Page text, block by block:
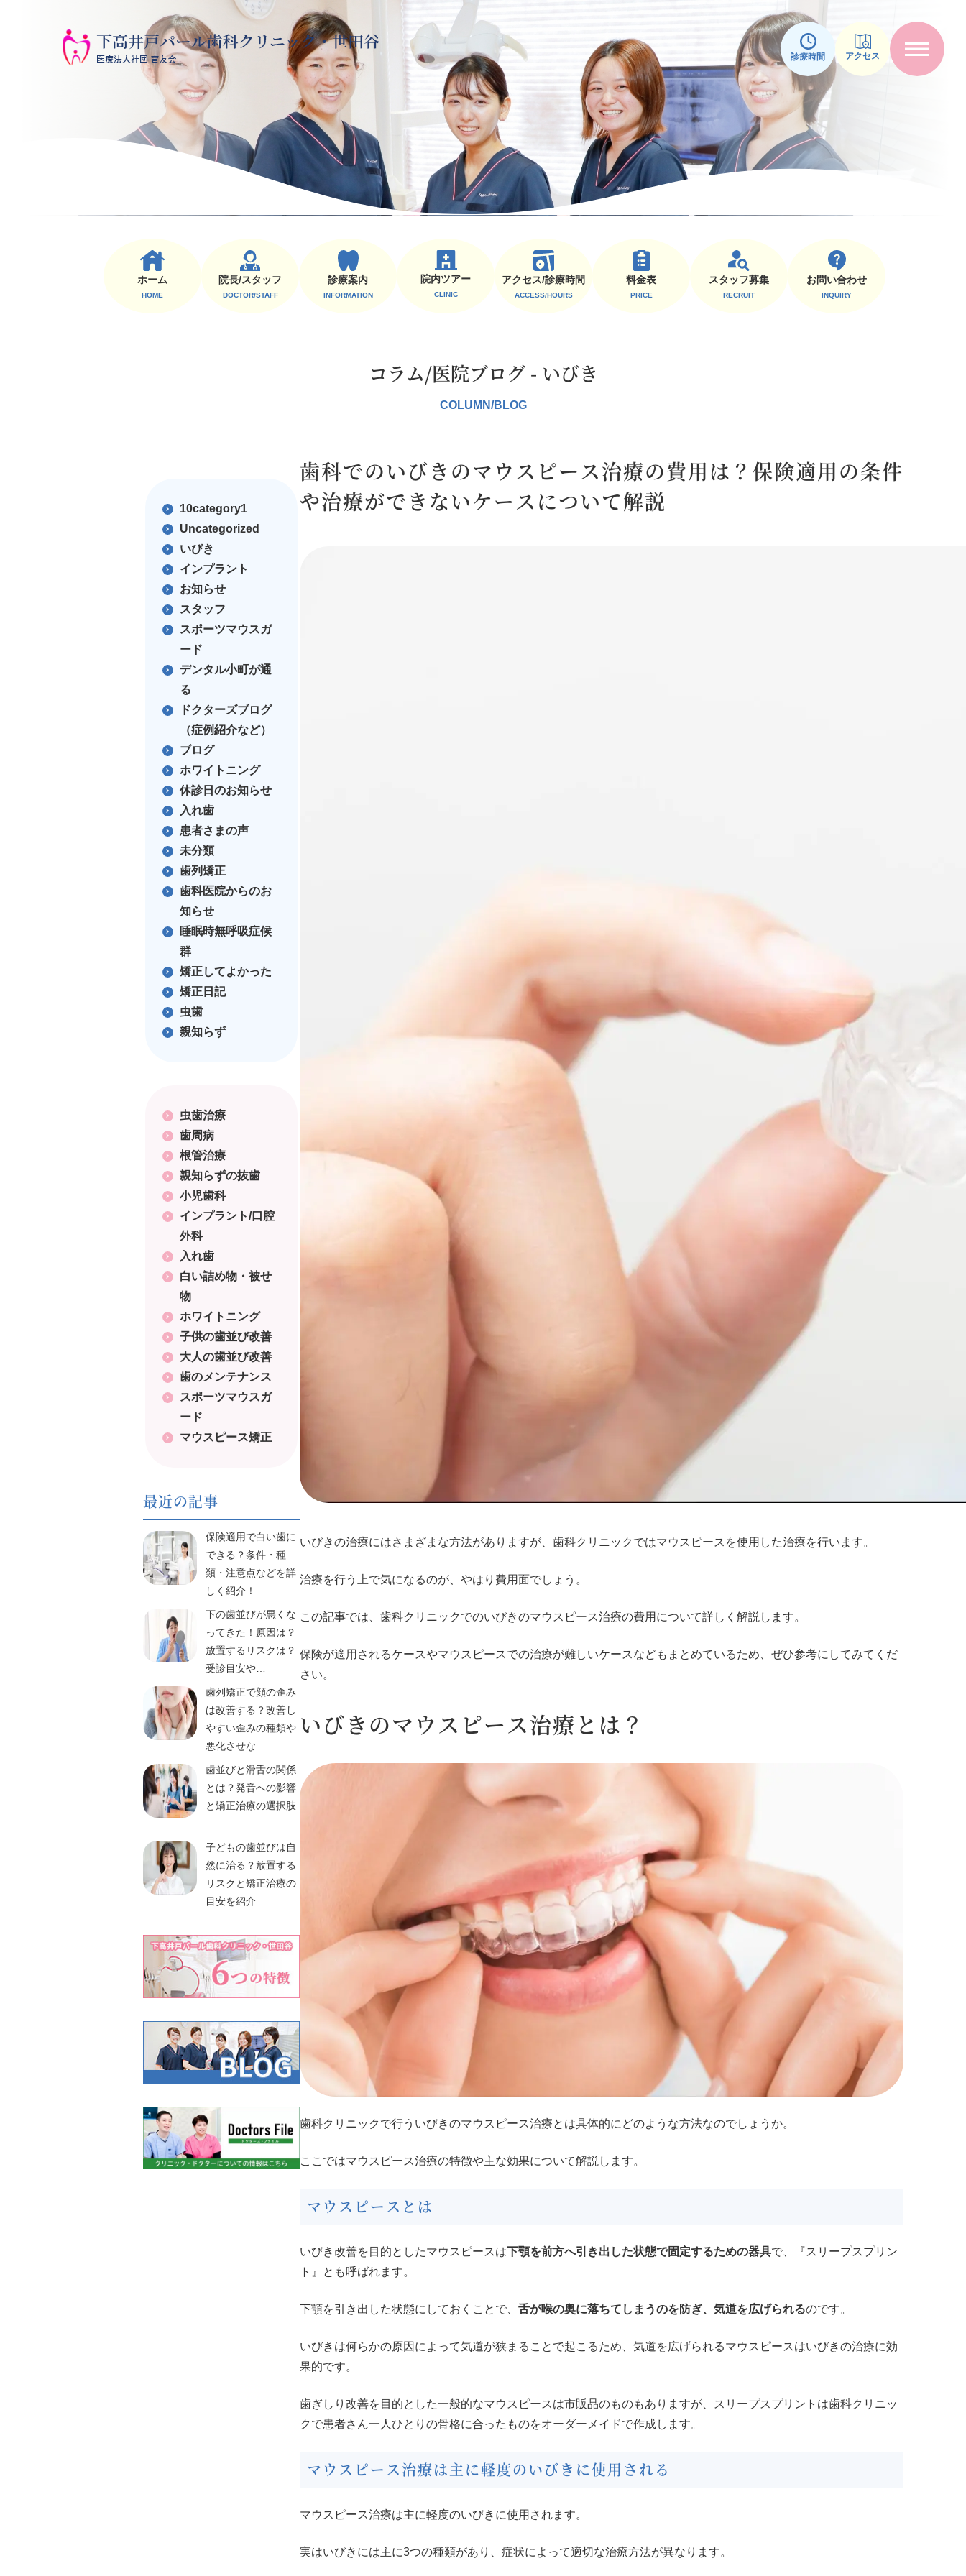
診療時間 アクセス
ホーム 院⻑/スタッフ 診療案内 院内ツアー アクセス/診療時間 料⾦表 スタッフ募集 お問い合わせ
コラム/医院ブログ - いびき
歯科でのいびきのマウスピース治療の費用は？保険適用の条件
や治療ができないケースについて解説
いびきの治療にはさまざまな方法がありますが、歯科クリニックではマウスピースを使用した治療を行います。
治療を行う上で気になるのが、やはり費用面でしょう。
この記事では、歯科クリニックでのいびきのマウスピース治療の費用について詳しく解説します。
保険が適用されるケースやマウスピースでの治療が難しいケースなどもまとめているため、ぜひ参考にしてみてくだ
さい。
いびきのマウスピース治療とは？
歯科クリニックで行ういびきのマウスピース治療とは具体的にどのような方法なのでしょうか。
ここではマウスピース治療の特徴や主な効果について解説します。
マウスピースとは
いびき改善を目的としたマウスピースは下顎を前方へ引き出した状態で固定するための器具で、『スリープスプリン
ト』とも呼ばれます。
下顎を引き出した状態にしておくことで、 舌が喉の奥に落ちてしまうのを防ぎ、気道を広げられるのです。
いびきは何らかの原因によって気道が狭まることで起こるため、気道を広げられるマウスピースはいびきの治療に効
果的です。
歯ぎしり改善を目的とした一般的なマウスピースは市販品のものもありますが、スリープスプリントは歯科クリニッ
クで患者さん一人ひとりの骨格に合ったものをオーダーメイドで作成します。
マウスピース治療は主に軽度のいびきに使用される
マウスピース治療は主に軽度のいびきに使用されます。
実はいびきには主に3つの種類があり、症状によって適切な治療方法が異なります。
10category1
Uncategorized
いびき
インプラント
お知らせ
スタッフ
スポーツマウスガ
ード
デンタル小町が通
る
ドクターズブログ
（症例紹介など）
ブログ
ホワイトニング
休診日のお知らせ
入れ歯
患者さまの声
未分類
歯列矯正
歯科医院からのお
知らせ
睡眠時無呼吸症候
群
矯正してよかった
矯正日記
虫歯
親知らず
虫歯治療
歯周病
根管治療
親知らずの抜歯
小児歯科
インプラント/口腔
外科
入れ歯
白い詰め物・被せ
物
ホワイトニング
子供の歯並び改善
大人の歯並び改善
歯のメンテナンス
スポーツマウスガ
ード
マウスピース矯正
最近の記事
保険適用で白い歯に
できる？条件・種
類・注意点などを詳
しく紹介！
下の歯並びが悪くな
ってきた！原因は？
放置するリスクは？
受診目安や…
歯列矯正で顔の歪み
は改善する？改善し
やすい歪みの種類や
悪化させな…
歯並びと滑舌の関係
とは？発音への影響
と矯正治療の選択肢
子どもの歯並びは自
然に治る？放置する
リスクと矯正治療の
目安を紹介